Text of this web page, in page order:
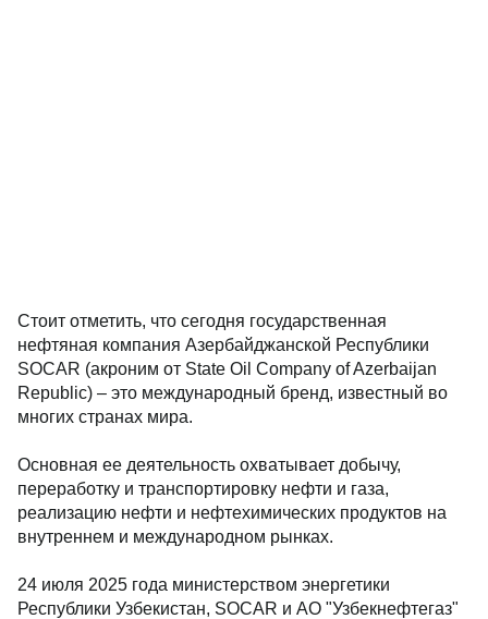
Стоит отметить, что сегодня государственная
нефтяная компания Азербайджанской Республики
SOCAR (акроним от State Oil Company of Azerbaijan
Republic) – это международный бренд, известный во
многих странах мира.
Основная ее деятельность охватывает добычу,
переработку и транспортировку нефти и газа,
реализацию нефти и нефтехимических продуктов на
внутреннем и международном рынках.
24 июля 2025 года министерством энергетики
Республики Узбекистан, SOCAR и АО "Узбекнефтегаз"